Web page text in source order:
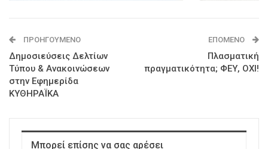
ΠΡΟΗΓΟΎΜΕΝΟ
Δημοσιεύσεις Δελτίων
Τύπου & Ανακοινώσεων
στην Εφημερίδα
ΚΥΘΗΡΑΪΚΑ
ΕΠΌΜΕΝΟ
Πλασματική
πραγματικότητα; ΦΕΥ, ΟΧΙ!
Μπορεί επίσης να σας αρέσει